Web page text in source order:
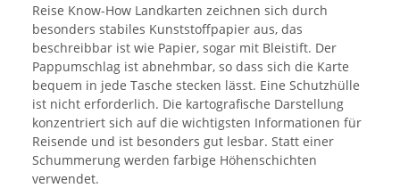
Reise Know-How Landkarten zeichnen sich durch
besonders stabiles Kunststoffpapier aus, das
beschreibbar ist wie Papier, sogar mit Bleistift. Der
Pappumschlag ist abnehmbar, so dass sich die Karte
bequem in jede Tasche stecken lässt. Eine Schutzhülle
ist nicht erforderlich. Die kartografische Darstellung
konzentriert sich auf die wichtigsten Informationen für
Reisende und ist besonders gut lesbar. Statt einer
Schummerung werden farbige Höhenschichten
verwendet.